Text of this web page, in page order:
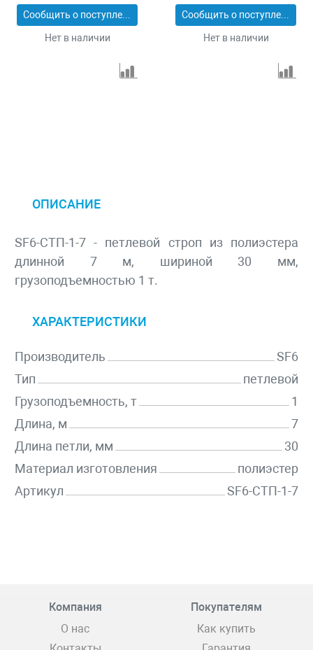
Сообщить о поступлении
Нет в наличии
Сообщить о поступлении
Нет в наличии
ОПИСАНИЕ
SF6-СТП-1-7 - петлевой строп из полиэстера
длинной 7 м, шириной 30 мм,
грузоподъемностью 1 т.
ХАРАКТЕРИСТИКИ
Производитель
SF6
Тип
петлевой
Грузоподъемность, т
1
Длина, м
7
Длина петли, мм
30
Материал изготовления
полиэстер
Артикул
SF6-СТП-1-7
Компания
О нас
Покупателям
Как купить